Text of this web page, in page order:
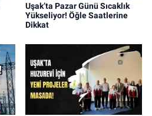
Uşak’ta Pazar Günü Sıcaklık
Yükseliyor! Öğle Saatlerine
Dikkat